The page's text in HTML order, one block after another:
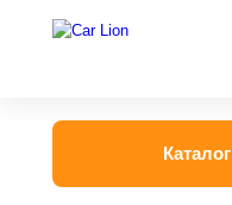
Каталог